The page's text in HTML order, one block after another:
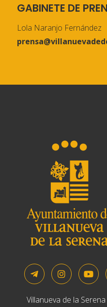
GABINETE DE
Lola Naranjo Fernández
Villanueva de la